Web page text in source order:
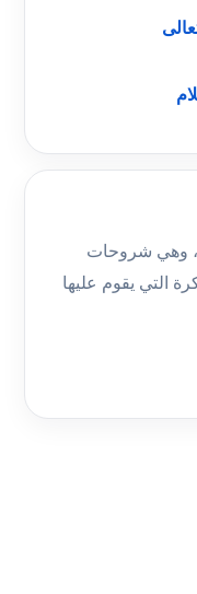
وهي شروحات
التي يقوم عليها